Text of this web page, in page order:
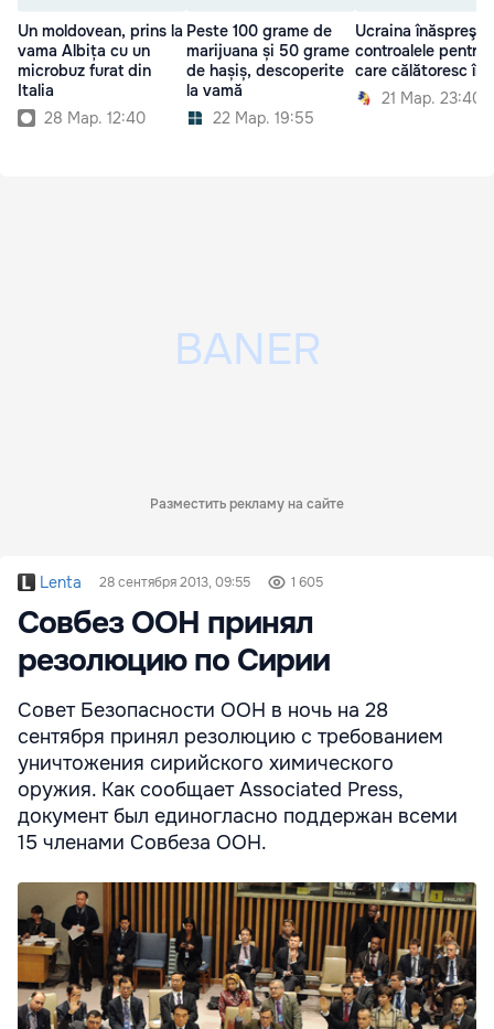
Un moldovean, prins la
vama Albița cu un
microbuz furat din
Italia
28 Мар. 12:40
Peste 100 grame de
marijuana și 50 grame
de hașiș, descoperite
la vamă
22 Мар. 19:55
Ucraina înăspreşte
controalele pentru
care călătoresc în
21 Мар. 23:40
Разместить рекламу на сайте
Lenta 28 сентября 2013, 09:55 1 605
Совбез ООН принял
резолюцию по Сирии
Совет Безопасности ООН в ночь на 28
сентября принял резолюцию с требованием
уничтожения сирийского химического
оружия. Как сообщает Associated Press,
документ был единогласно поддержан всеми
15 членами Совбеза ООН.